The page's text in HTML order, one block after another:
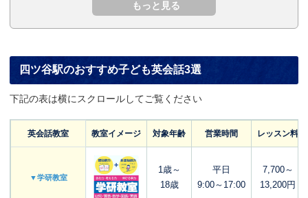
四ツ谷駅のおすすめ子ども英会話3選
下記の表は横にスクロールしてご覧ください
英会話教室 教室イメージ 対象年齢 営業時間 レッスン料
▼学研教室
1歳～
18歳
平日
9:00～17:00
7,700～
13,200円